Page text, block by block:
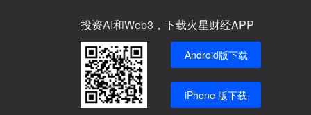
投资AI和Web3，下载火星财经APP
Android版下载
iPhone 版下载